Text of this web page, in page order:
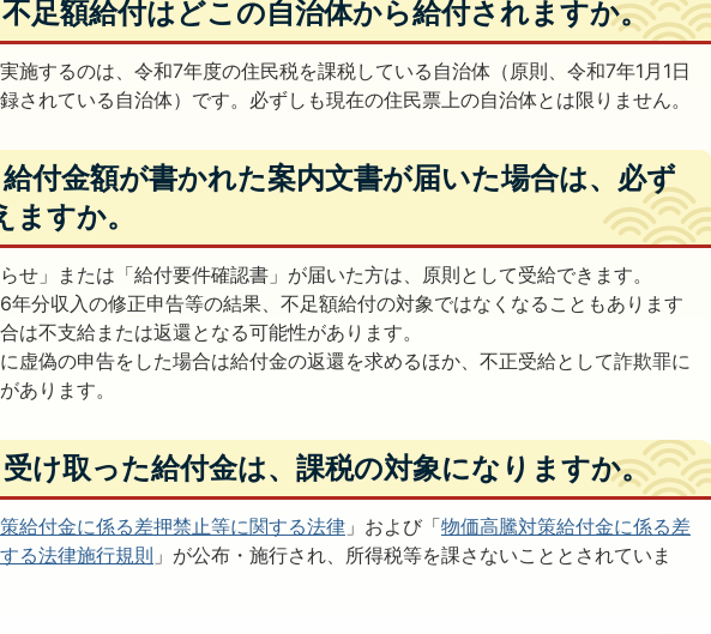
足額給付はどこの自治体から給付されますか。
施するのは、令和7年度の住民税を課税している自治体（原則、令和7年1月1日
されている自治体）です。必ずしも現在の住民票上の自治体とは限りません。
付金額が書かれた案内文書が届いた場合は、必ず
ますか。
らせ」または「給付要件確認書」が届いた方は、原則として受給できます。
年分収入の修正申告等の結果、不足額給付の対象ではなくなることもあります
は不支給または返還となる可能性があります。
虚偽の申告をした場合は給付金の返還を求めるほか、不正受給として詐欺罪に
あります。
け取った給付金は、課税の対象になりますか。
給付金に係る差押禁止等に関する法律 」および「物価高騰対策給付金に係る差
る法律施行規則 」が公布・施行され、所得税等を課さないこととされていま